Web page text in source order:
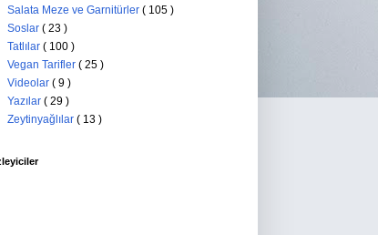
Salata Meze ve Garnitürler ( 105 )
Soslar ( 23 )
Tatlılar ( 100 )
Vegan Tarifler ( 25 )
Videolar ( 9 )
Yazılar ( 29 )
Zeytinyağlılar ( 13 )